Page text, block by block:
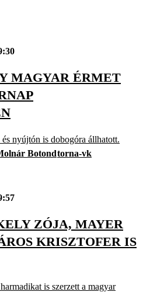
MAGYAR ÉRMET
nyújtón is dobogóra állhatott.
Botondtorna-vk
ZÓJA, MAYER
KRISZTOFER IS
is szerzett a magyar